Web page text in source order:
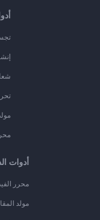
أدوات
محرر
مولد